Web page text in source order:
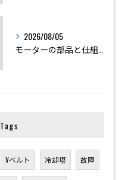
2026/08/05
Tags
Vベルト 冷却塔 故障